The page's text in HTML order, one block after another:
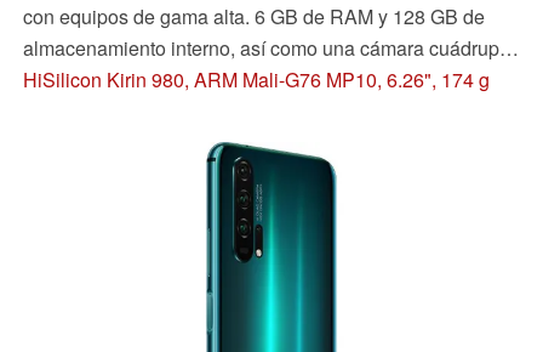
con equipos de gama alta. 6 GB de RAM y 128 GB de
almacenamiento interno, así como una cámara cuádruple,
suenan muy bien sobre el papel y las otras características
teléfono de $500 realmente tiene que ofrecer en nuestra
HiSilicon Kirin 980, ARM Mali-G76 MP10, 6.26", 174 g